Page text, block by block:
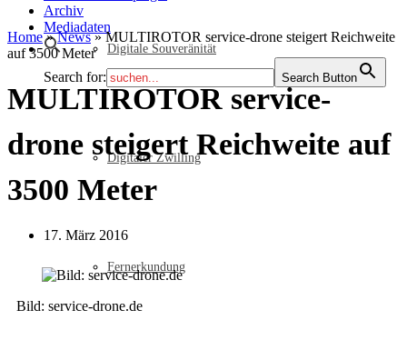
Digitale Souveränität
Digitaler Zwilling
Fernerkundung
Archiv
Mediadaten
Search for: Search Button
Home»News»MULTIROTOR service-drone steigert Reichweite
auf 3500 Meter
MULTIROTOR service-
drone steigert Reichweite auf
3500 Meter
17. März 2016
Bild: service-drone.de